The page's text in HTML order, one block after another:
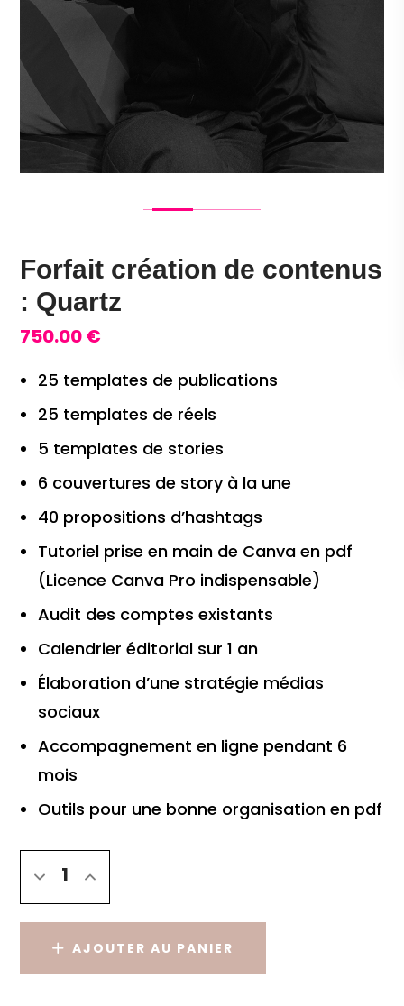
Forfait création de contenus
: Quartz
750.00€
25 templates de publications
25 templates de réels
5 templates de stories
6 couvertures de story à la une
40 propositions d’hashtags
Tutoriel prise en main de Canva en pdf
(Licence Canva Pro indispensable)
Audit des comptes existants
Calendrier éditorial sur 1 an
Élaboration d’une stratégie médias
sociaux
Accompagnement en ligne pendant 6
mois
Outils pour une bonne organisation en pdf
AJOUTER AU PANIER